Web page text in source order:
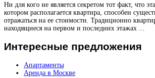
Ни для кого не является секретом тот факт, что
котором располагается квартира, способен
отражаться на ее стоимости. Традиционно
находящиеся на первом и последних этажах ...
Интересные предложения
Апартаменты
Аренда в Москве